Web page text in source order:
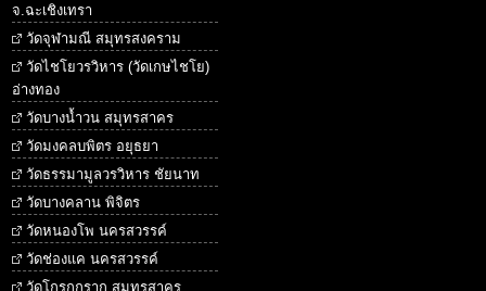
จ.ฉะเชิงเทรา
วัดจุฬามณี สมุทรสงคราม
วัดไชโยวรวิหาร (วัดเกษไชโย)
อ่างทอง
วัดบางน้ำวน สมุทรสาคร
วัดมงคลบพิตร อยุธยา
วัดธรรมามูลวรวิหาร ชัยนาท
วัดบางคลาน พิจิตร
วัดหนองโพ นครสวรรค์
วัดช่องแค นครสวรรค์
วัดโกรกกราก สมุทรสาคร